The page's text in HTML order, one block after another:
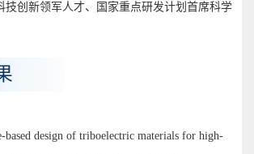
技创新领军人才、国家重点研发计划首席科学
based design of triboelectric materials for high-